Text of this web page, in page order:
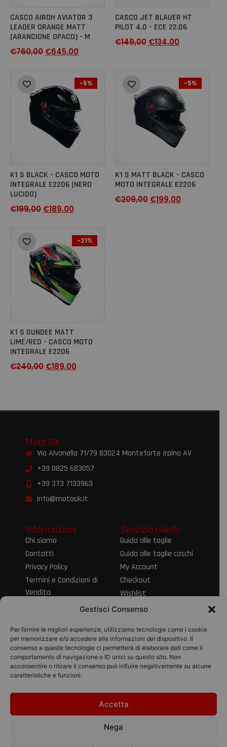
Gestisci Consenso
Per fornire le migliori esperienze, utilizziamo tecnologie come i cookie
per memorizzare e/o accedere alle informazioni del dispositivo. Il
consenso a queste tecnologie ci permetterà di elaborare dati come il
comportamento di navigazione o ID unici su questo sito. Non
acconsentire o ritirare il consenso può influire negativamente su alcune
caratteristiche e funzioni.
Accetta
Nega
CASCO AIROH AVIATOR 3
LEADER ORANGE MATT
(ARANCIONE OPACO) - M
€760,00 €645,00
CASCO JET BLAUER HT
PILOT 4.0 - ECE 22.06
€149,00 €134,00
-5%
K1 S BLACK - CASCO MOTO
INTEGRALE E2206 (NERO
LUCIDO)
€199,00 €189,00
-5%
K1 S MATT BLACK - CASCO
MOTO INTEGRALE E2206
€209,00 €199,00
-21%
K1 S DUNDEE MATT
LIME/RED - CASCO MOTO
INTEGRALE E2206
€240,00 €189,00
Moto OK
Via Alvanella 71/79 83024 Monteforte Irpino AV
+39 0825 683057
+39 373 7133963
info@motook.it
Informazioni
Chi siamo
Contatti
Privacy Policy
Termini e Condizioni di
Vendita
Informativa sul Diritto
Servizio clienti
Guida alle taglie
Guida alle taglie caschi
My Account
Checkout
Wishlist
Spedizioni e resi
pagamento
Pagamenti
© 2026 Pico Moto
srl | P.IVA